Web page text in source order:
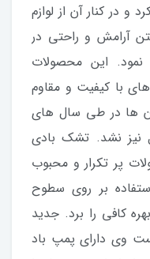
و در کنار آن از لوازم
آرامش و راحتی در
این محصولات
های با کیفیت و مقاوم
آن ها در طی سال های
نیز نشد. تشک بادی
پر تکرار و محبوب
بر روی سطوح
کافی را برد. جدید
وی دارای پمپ باد